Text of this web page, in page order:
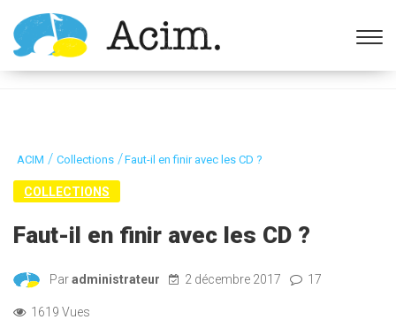
Ouvrir la barre d’outils
ACIM / Collections /Faut-il en finir avec les CD ?
COLLECTIONS
Faut-il en finir avec les CD ?
Paradministrateur 2 décembre 2017 17
1619 Vues